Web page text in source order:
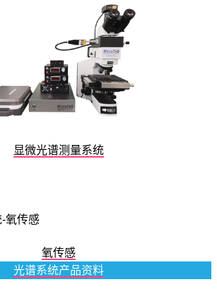
显微光谱测量系统
氧传感
光谱系统产品资料